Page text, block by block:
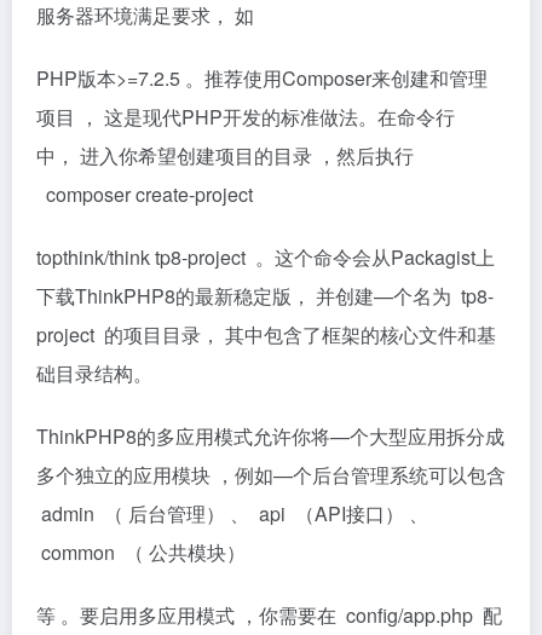
服务器环境满足要求， 如
PHP版本>=7.2.5 。推荐使用Composer来创建和管理
项目 ， 这是现代PHP开发的标准做法。在命令行
中， 进入你希望创建项目的目录 ，然后执行
composer create-project
topthink/think tp8-project 。这个命令会从Packagist上
下载ThinkPHP8的最新稳定版， 并创建—个名为 tp8-
project 的项目目录， 其中包含了框架的核心文件和基
础目录结构。
ThinkPHP8的多应用模式允许你将—个大型应用拆分成
多个独立的应用模块 ，例如—个后台管理系统可以包含
admin （ 后台管理） 、 api （API接口） 、
common （ 公共模块）
等 。要启用多应用模式 ，你需要在 conﬁg/app.php 配